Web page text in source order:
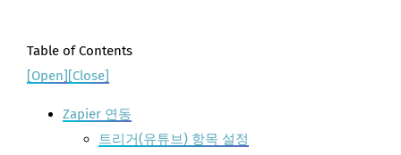
Table of Contents
[Open] [Close]
Zapier 연동
트리거(유튜브) 항목 설정